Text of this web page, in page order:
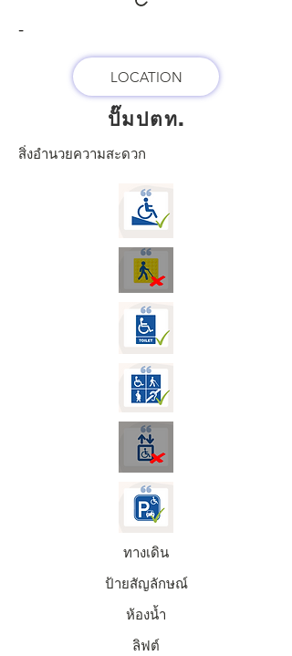
-
LOCATION
ปั๊มปตท.
สิ่งอำนวยความสะดวก
ทางเดิน
ป้ายสัญลักษณ์
ห้องน้ำ
ลิฟต์